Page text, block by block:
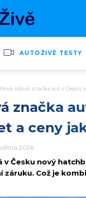
AUTOŽIVĚ TESTY
Nová lidová značka aut v Česku
značka
a ceny
2026
v Česku nový
záruku. Což je